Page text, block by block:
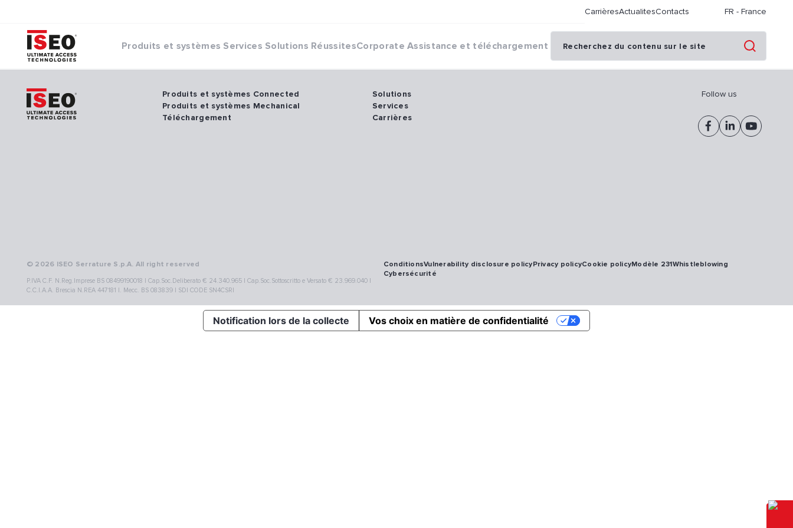
CarrièresActualitesContacts FR - France
Produits et systèmes Services Solutions RéussitesCorporate Assistance et téléchargement
Produits et systèmes Connected
Produits et systèmes Mechanical
Téléchargement
Solutions
Services
Carrières
Follow us
© 2026 ISEO Serrature S.p.A. All right reserved
P.IVA C.F. N.Reg.Imprese BS 08499190018 | Cap.Soc.Deliberato € 24.340.965 | Cap.Soc.Sottoscritto e Versato € 23.969.040 |
C.C.I.A.A. Brescia N.REA 447181 |. Mecc. BS 083839 | SDI CODE SN4CSRI
ConditionsVulnerability disclosure policyPrivacy policyCookie policyModèle 231Whistleblowing
Cybersécurité
Notification lors de la collecte Vos choix en matière de confidentialité